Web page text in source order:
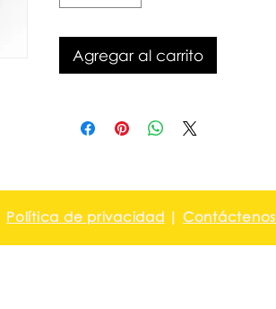
Agregar al carrito
Política de privacidad | Contáctenos